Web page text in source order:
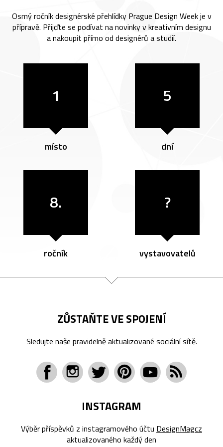
Osmý ročník designérské přehlídky Prague Design Week je v
přípravě. Přijďte se podívat na novinky v kreativním designu
a nakoupit přímo od designérů a studií.
1
místo
5
dní
8.
ročník
?
vystavovatelů
ZŮSTAŇTE VE SPOJENÍ
Sledujte naše pravidelně aktualizované sociální sítě.
INSTAGRAM
Výběr příspěvků z instagramového účtu DesignMagcz
aktualizovaného každý den